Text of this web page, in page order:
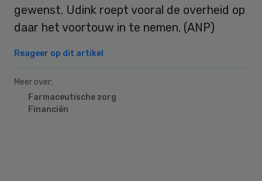
gewenst. Udink roept vooral de overheid op
daar het voortouw in te nemen. (ANP)
Reageer op dit artikel
Meer over:
Farmaceutische zorg
Financiën